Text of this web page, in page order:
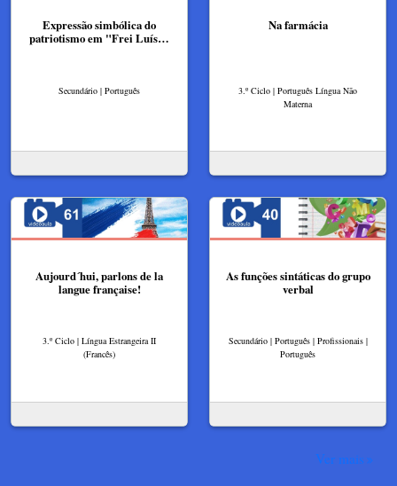
Expressão simbólica do
patriotismo em "Frei Luís…
Secundário | Português
Na farmácia
3.º Ciclo | Português Língua Não
Materna
​Aujourd´hui, parlons de la
langue française!
3.º Ciclo | Língua Estrangeira II
(Francês)
As funções sintáticas do grupo
verbal
Secundário | Português | Profissionais |
Português
Ver mais